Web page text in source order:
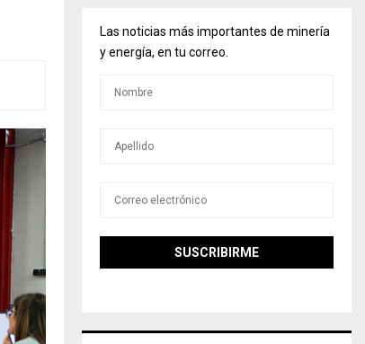
Las noticias más importantes de minería
y energía, en tu correo.